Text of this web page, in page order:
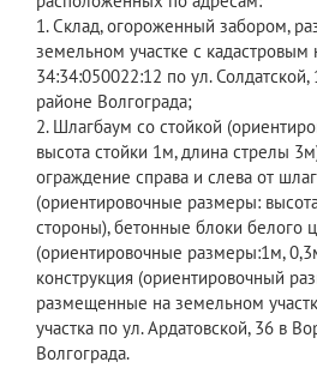
1. Склад, огороженный забором,
земельном участке с
34:34:050022:12 по ул.
районе Волгограда;
2. Шлагбаум со стойкой
высота стойки 1м, длина стрелы
ограждение справа и слева от
(ориентировочные размеры:
стороны), бетонные блоки белого
(ориентировочные размеры:1м,
конструкция (ориентировочный
размещенные на земельном
участка по ул. Ардатовской, 36 в
Волгограда.